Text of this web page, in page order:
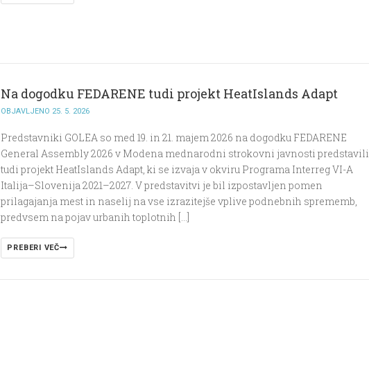
Na dogodku FEDARENE tudi projekt HeatIslands Adapt
OBJAVLJENO 25. 5. 2026
Predstavniki GOLEA so med 19. in 21. majem 2026 na dogodku FEDARENE
General Assembly 2026 v Modena mednarodni strokovni javnosti predstavili
tudi projekt HeatIslands Adapt, ki se izvaja v okviru Programa Interreg VI-A
Italija–Slovenija 2021–2027. V predstavitvi je bil izpostavljen pomen
prilagajanja mest in naselij na vse izrazitejše vplive podnebnih sprememb,
predvsem na pojav urbanih toplotnih […]
PREBERI VEČ